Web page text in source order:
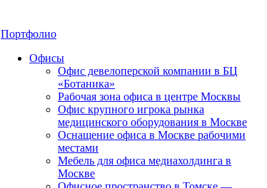
Портфолио
Офисы
Офис девелоперской компании в БЦ
«Ботаника»
Рабочая зона офиса в центре Москвы
Офис крупного игрока рынка
медицинского оборудования в Москве
Оснащение офиса в Москве рабочими
местами
Мебель для офиса медиахолдинга в
Москве